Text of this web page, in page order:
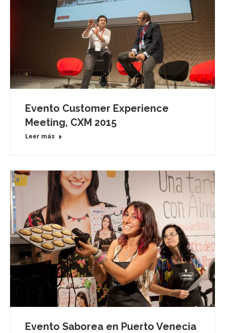
Evento Customer Experience
Meeting, CXM 2015
Leer más
Evento Saborea en Puerto Venecia